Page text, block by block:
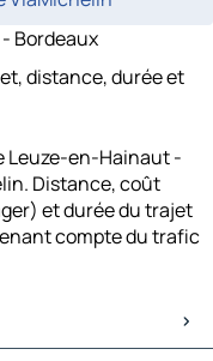
Bordeaux
distance, durée et
Leuze-en-Hainaut -
Distance, coût
et durée du trajet
compte du trafic